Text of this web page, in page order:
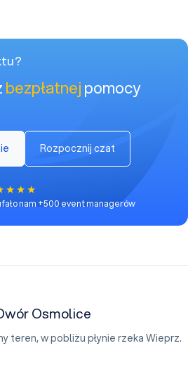
bezpłatnejpomocy
Rozpocznij czat
nam +500 event managerów
Osmolice
teren, w pobliżu płynie rzeka Wieprz.